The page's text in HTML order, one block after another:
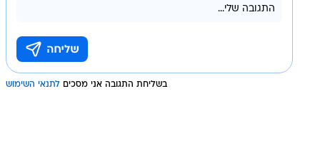
בשליחת התגובה אני מסכים לתנאי השימוש